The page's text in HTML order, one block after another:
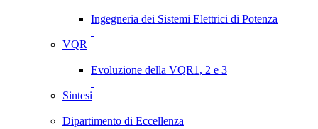
Ingegneria dei Sistemi Elettrici di Potenza
VQR
Evoluzione della VQR1, 2 e 3
Sintesi
Dipartimento di Eccellenza